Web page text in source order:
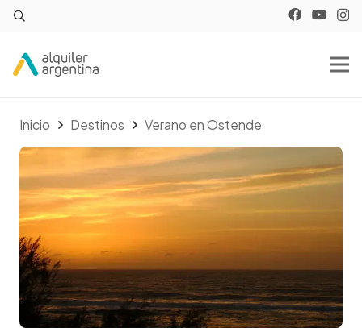
Inicio Destinos Verano en Ostende